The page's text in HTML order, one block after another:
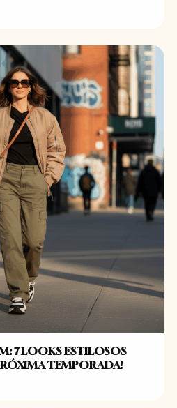
7 LOOKS ESTILOSOS
TEMPORADA!